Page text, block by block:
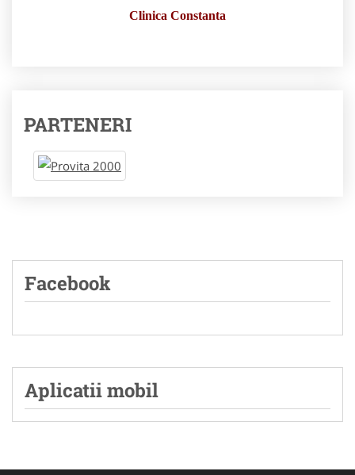
Clinica Constanta
PARTENERI
Facebook
Aplicatii mobil